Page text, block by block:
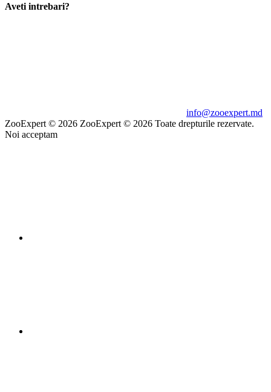
Aveti intrebari?
info@zooexpert.md
ZooExpert © 2026 ZooExpert © 2026 Toate drepturile rezervate.
Noi acceptam